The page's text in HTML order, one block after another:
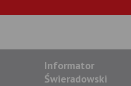
Informator
Świeradowski